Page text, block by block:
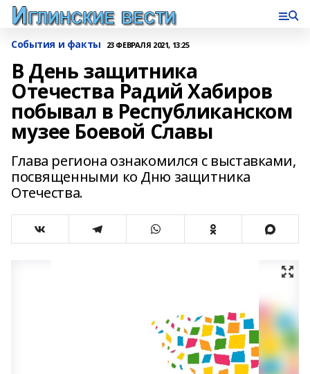
События и факты 23 ФЕВРАЛЯ 2021, 13:25
В День защитника
Отечества Радий Хабиров
побывал в Республиканском
музее Боевой Славы
Глава региона ознакомился с выставками,
посвященными ко Дню защитника
Отечества.